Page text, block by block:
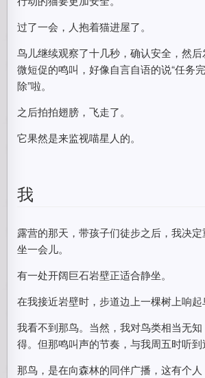
过了一会，人抱着猫进屋了。
鸟儿继续观察了十几秒，确认安全，然
微短促的鸣叫，好像自言自语的说“任务
除”啦。
之后拍拍翅膀，飞走了。
它果然是来监视喵星人的。
我
露营的那天，带孩子们徒步之后，我决
坐一会儿。
有一处开阔巨石岩壁正适合静坐。
在我接近岩壁时，步道边上一棵树上响起
我看不到那鸟。当然，我对鸟类相当无
得。但那鸣叫声的节奏，与我周五时听到
那鸟，是在向森林的同伴广播，这有个